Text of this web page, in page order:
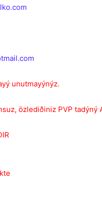
unutmayýnýz.
özlediðiniz PVP